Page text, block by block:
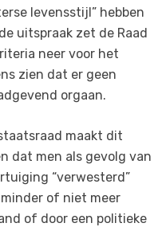
levensstijl” hebben
uitspraak zet de Raad
neer voor het
zien dat er geen
orgaan.
maakt dit
dat men als gevolg van
“verwesterd”
of niet meer
of door een politieke